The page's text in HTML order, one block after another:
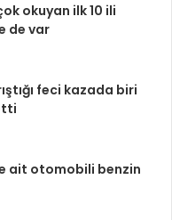
okuyan ilk 10 ili
de var
feci kazada biri
ait otomobili benzin